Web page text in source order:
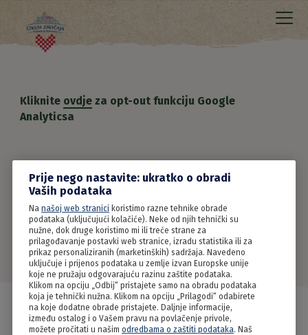
Kliknite ovdje za opt-out funkciju Google
Analyticsa
PRILAGODI
Prije nego nastavite: ukratko o obradi
Vaših podataka
Na našoj web stranici koristimo razne tehnike obrade
podataka (uključujući kolačiće). Neke od njih tehnički su
nužne, dok druge koristimo mi ili treće strane za
prilagođavanje postavki web stranice, izradu statistika ili za
prikaz personaliziranih (marketinških) sadržaja. Navedeno
uključuje i prijenos podataka u zemlje izvan Europske unije
koje ne pružaju odgovarajuću razinu zaštite podataka.
Klikom na opciju „Odbij“ pristajete samo na obradu podataka
koja je tehnički nužna. Klikom na opciju „Prilagodi“ odabirete
na koje dodatne obrade pristajete. Daljnje informacije,
između ostalog i o Vašem pravu na povlačenje privole,
možete pročitati u našim odredbama o zaštiti podataka. Naš